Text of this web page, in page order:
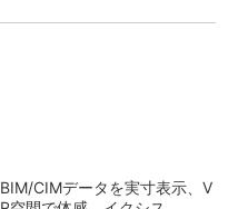
BIM/CIMデータを実寸表示、V